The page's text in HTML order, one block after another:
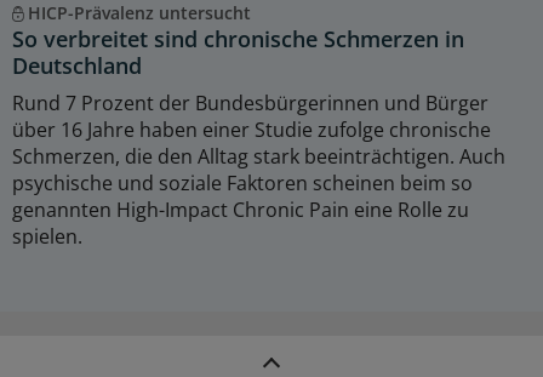
HICP-Prävalenz untersucht
So verbreitet sind chronische Schmerzen in
Deutschland
Rund 7 Prozent der Bundesbürgerinnen und Bürger
über 16 Jahre haben einer Studie zufolge chronische
Schmerzen, die den Alltag stark beeinträchtigen. Auch
psychische und soziale Faktoren scheinen beim so
genannten High-Impact Chronic Pain eine Rolle zu
spielen.